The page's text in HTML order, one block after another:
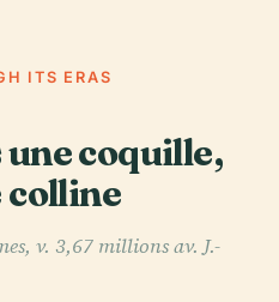
ITS ERAS
une coquille,
colline
v. 3,67 millions av. J.-